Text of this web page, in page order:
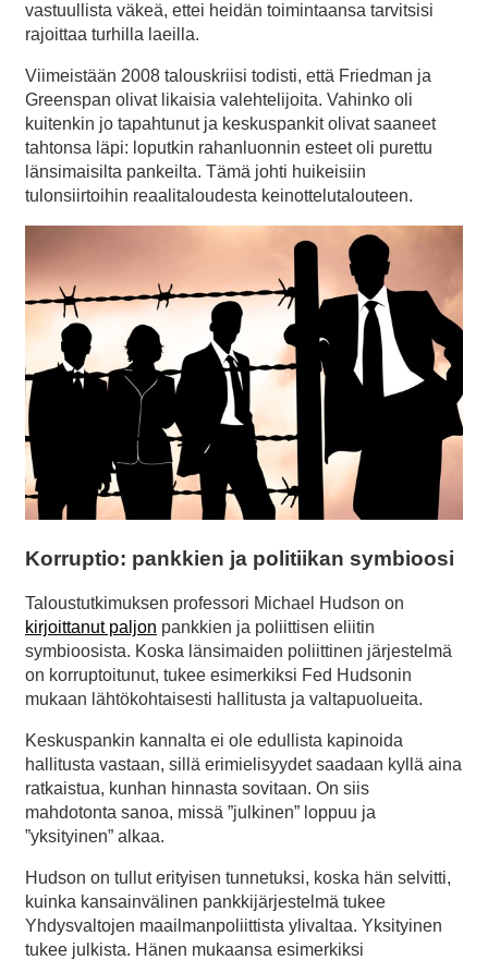
vastuullista väkeä, ettei heidän toimintaansa tarvitsisi
rajoittaa turhilla laeilla.
Viimeistään 2008 talouskriisi todisti, että Friedman ja
Greenspan olivat likaisia valehtelijoita. Vahinko oli
kuitenkin jo tapahtunut ja keskuspankit olivat saaneet
tahtonsa läpi: loputkin rahanluonnin esteet oli purettu
länsimaisilta pankeilta. Tämä johti huikeisiin
tulonsiirtoihin reaalitaloudesta keinottelutalouteen.
Korruptio: pankkien ja politiikan symbioosi
Taloustutkimuksen professori Michael Hudson on
kirjoittanut paljon pankkien ja poliittisen eliitin
symbioosista. Koska länsimaiden poliittinen järjestelmä
on korruptoitunut, tukee esimerkiksi Fed Hudsonin
mukaan lähtökohtaisesti hallitusta ja valtapuolueita.
Keskuspankin kannalta ei ole edullista kapinoida
hallitusta vastaan, sillä erimielisyydet saadaan kyllä aina
ratkaistua, kunhan hinnasta sovitaan. On siis
mahdotonta sanoa, missä ”julkinen” loppuu ja
”yksityinen” alkaa.
Hudson on tullut erityisen tunnetuksi, koska hän selvitti,
kuinka kansainvälinen pankkijärjestelmä tukee
Yhdysvaltojen maailmanpoliittista ylivaltaa. Yksityinen
tukee julkista. Hänen mukaansa esimerkiksi